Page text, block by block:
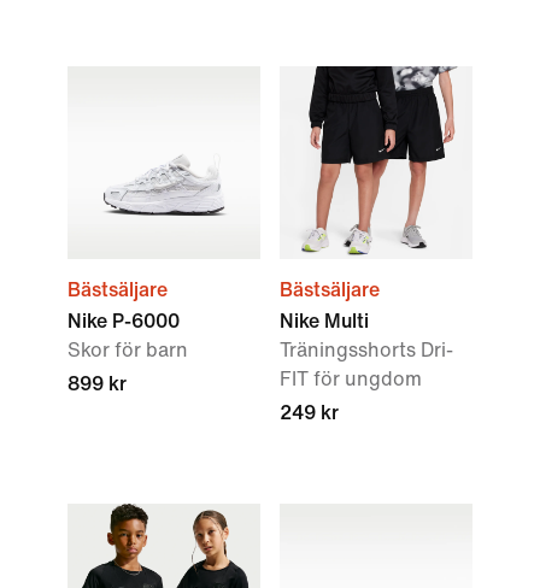
Bästsäljare
Nike P-6000
Skor för barn
899 kr
Bästsäljare
Nike Multi
Träningsshorts Dri-
FIT för ungdom
249 kr